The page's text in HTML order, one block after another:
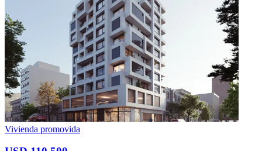
Vivienda promovida